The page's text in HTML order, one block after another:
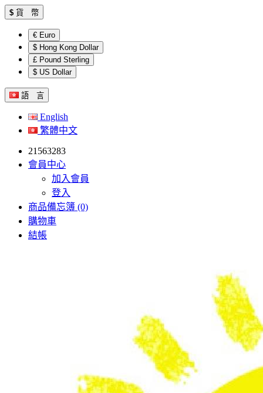
$ 貨 幣
€ Euro
$ Hong Kong Dollar
£ Pound Sterling
$ US Dollar
語 言
English
繁體中文
21563283
會員中心
加入會員
登入
商品備忘簿 (0)
購物車
結帳